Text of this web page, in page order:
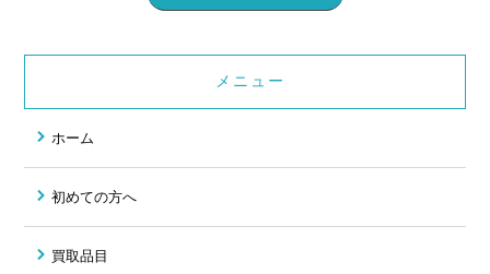
メニュー
ホーム
初めての方へ
買取品目